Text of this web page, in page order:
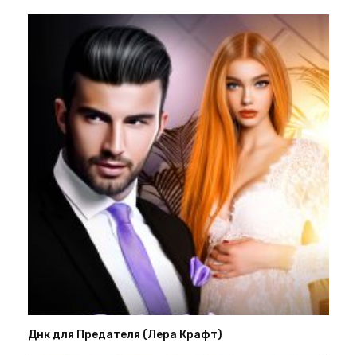
Днк для Предателя (Лера Крафт)